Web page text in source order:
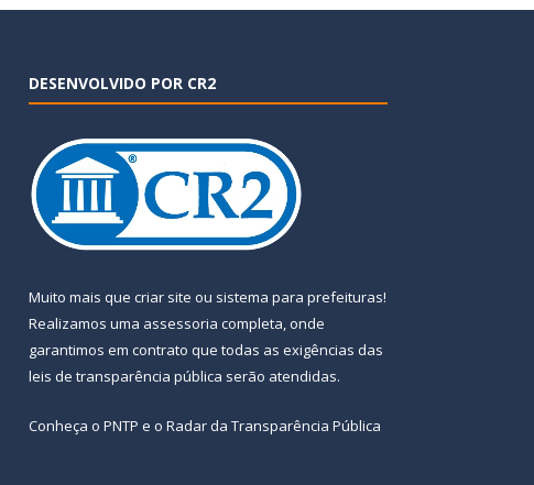
DESENVOLVIDO POR CR2
Muito mais que criar site ou sistema para prefeituras!
Realizamos uma assessoria completa, onde
garantimos em contrato que todas as exigências das
leis de transparência pública serão atendidas.
Conheça o PNTP e o Radar da Transparência Pública